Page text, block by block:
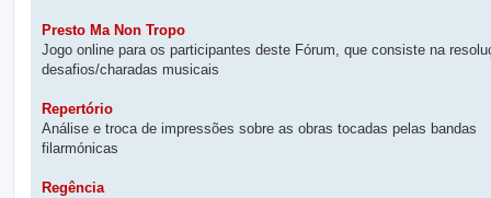
Presto Ma Non Tropo
Jogo online para os participantes deste Fórum, que consiste na
desafios/charadas musicais
Repertório
Análise e troca de impressões sobre as obras tocadas pelas bandas
filarmónicas
Regência